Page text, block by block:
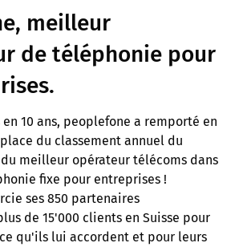
meilleur
de téléphonie pour
10 ans, peoplefone a remporté en
du classement annuel du
meilleur opérateur télécoms dans
fixe pour entreprises !
ses 850 partenaires
de 15'000 clients en Suisse pour
qu'ils lui accordent et pour leurs